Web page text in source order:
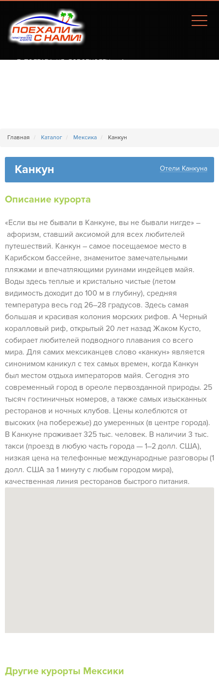
Г. ПОЛТАВА, УЛ. СОБОРНОСТИ, 77А
Главная Каталог Мексика Канкун
Канкун Отели Канкуна
Описание курорта
«Если вы не бывали в Канкуне, вы не бывали нигде» –
афоризм, ставший аксиомой для всех любителей
путешествий. Канкун – самое посещаемое место в
Карибском бассейне, знаменитое замечательными
пляжами и впечатляющими руинами индейцев майя.
Воды здесь теплые и кристально чистые (летом
видимость доходит до 100 м в глубину), средняя
температура весь год 26–28 градусов. Здесь самая
большая и красивая колония морских рифов. А Черный
коралловый риф, открытый 20 лет назад Жаком Кусто,
собирает любителей подводного плавания со всего
мира. Для самих мексиканцев слово «канкун» является
синонимом каникул с тех самых времен, когда Канкун
был местом отдыха императоров майя. Сегодня это
современный город в ореоле первозданной природы. 25
тысяч гостиничных номеров, а также самых изысканных
ресторанов и ночных клубов. Цены колеблются от
высоких (на побережье) до умеренных (в центре города).
В Канкуне проживает 325 тыс. человек. В наличии 3 тыс.
такси (проезд в любую часть города — 1–2 долл. США),
низкая цена на телефонные международные разговоры (1
долл. США за 1 минуту с любым городом мира),
качественная линия ресторанов быстрого питания.
Другие курорты Мексики